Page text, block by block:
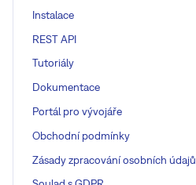
Instalace
REST API
Tutoriály
Dokumentace
Portál pro vývojáře
Obchodní podmínky
Zásady zpracování osobních údajů